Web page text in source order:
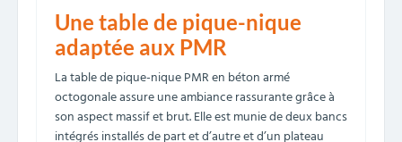
Une table de pique-nique
adaptée aux PMR
La table de pique-nique PMR en béton armé
octogonale assure une ambiance rassurante grâce à
son aspect massif et brut. Elle est munie de deux bancs
intégrés installés de part et d’autre et d’un plateau